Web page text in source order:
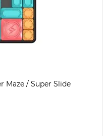
Maze / Super Slide